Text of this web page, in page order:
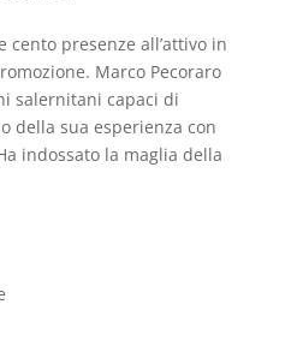
cento presenze all’attivo in
Marco Pecoraro
salernitani capaci di
della sua esperienza con
indossato la maglia della